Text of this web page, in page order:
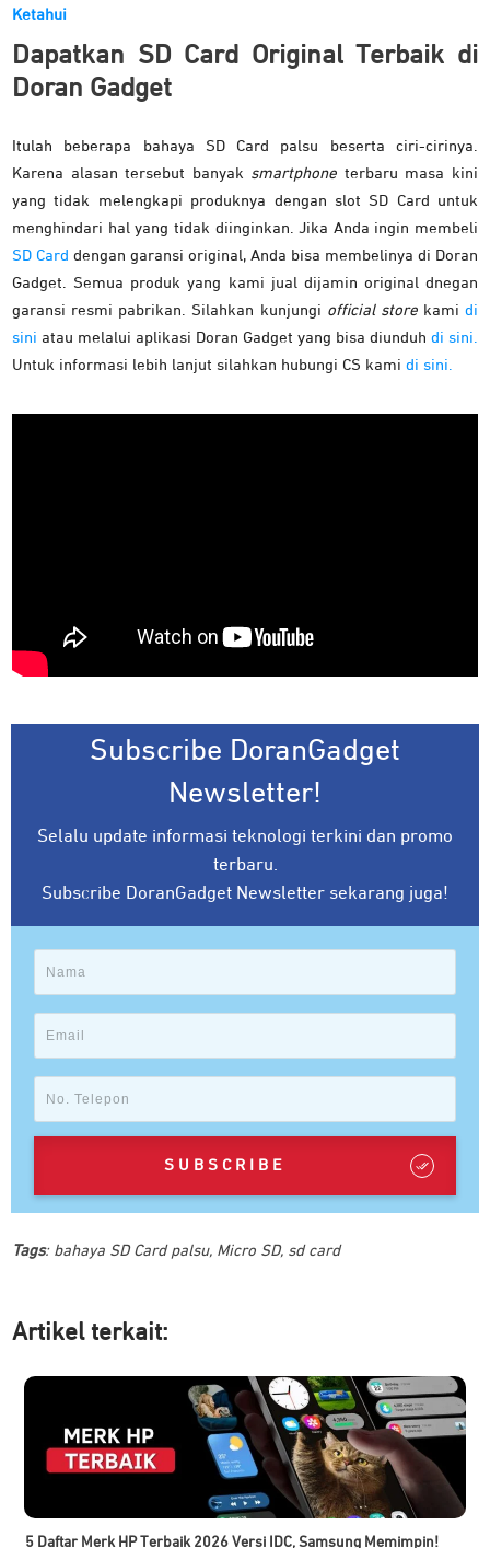
Ketahui
Dapatkan SD Card Original Terbaik di
Doran Gadget
Itulah beberapa bahaya SD Card palsu beserta ciri-cirinya.
Karena alasan tersebut banyak smartphone terbaru masa kini
yang tidak melengkapi produknya dengan slot SD Card untuk
menghindari hal yang tidak diinginkan. Jika Anda ingin membeli
SD Card dengan garansi original, Anda bisa membelinya di Doran
Gadget. Semua produk yang kami jual dijamin original dnegan
garansi resmi pabrikan. Silahkan kunjungi official storekami di
sini atau melalui aplikasi Doran Gadget yang bisa diunduh di sini.
Untuk informasi lebih lanjut silahkan hubungi CS kami di sini.
Subscribe DoranGadget
Newsletter!
Selalu update informasi teknologi terkini dan promo
terbaru.
Subscribe DoranGadget Newsletter sekarang juga!
SUBSCRIBE
Tags: bahaya SD Card palsu, Micro SD, sd card
Artikel terkait:
5 Daftar Merk HP Terbaik 2026 Versi IDC, Samsung Memimpin!